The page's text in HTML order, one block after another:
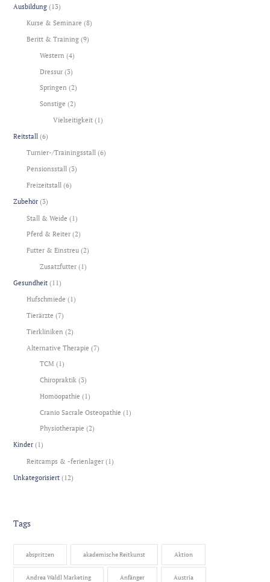
Ausbildung (13)
Kurse & Seminare (8)
Beritt & Training (9)
Western (4)
Dressur (3)
Springen (2)
Sonstige (2)
Vielseitigkeit(1)
Reitstall (6)
Turnier-/Trainingsstall (6)
Pensionsstall (3)
Freizeitstall (6)
Zubehör (3)
Stall & Weide (1)
Pferd & Reiter (2)
Futter & Einstreu (2)
Zusatzfutter (1)
Gesundheit (11)
Hufschmiede (1)
Tierärzte (7)
Tierkliniken (2)
Alternative Therapie (7)
TCM (1)
Chiropraktik (3)
Homöopathie (1)
Cranio Sacrale Osteopathie (1)
Physiotherapie (2)
Kinder (1)
Reitcamps & -ferienlager (1)
Unkategorisiert (12)
Tags
abspritzen akademische Reitkunst Aktion
Andrea Waldl Marketing Anfänger Austria